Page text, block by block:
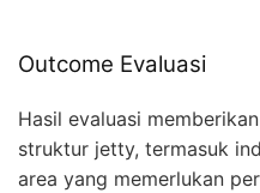
Outcome Evaluasi
Hasil evaluasi
struktur jetty, termasuk
area yang memerlukan